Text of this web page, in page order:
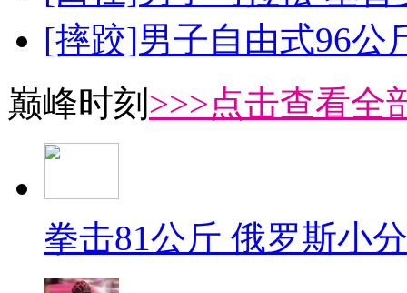
[摔跤]男子自由式96公
巅峰时刻 >>>点击查看全
拳击81公斤 俄罗斯小